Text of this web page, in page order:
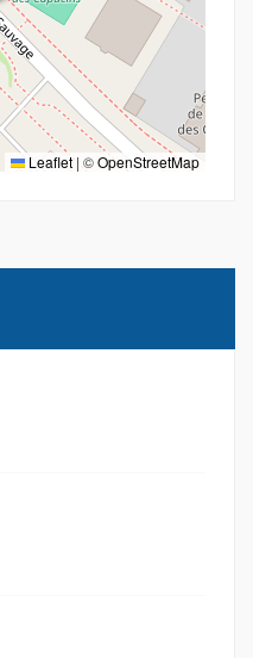
Leaflet |©OpenStreetMap